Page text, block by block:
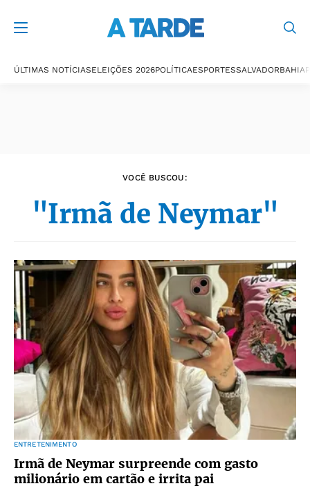
ÚLTIMAS NOTÍCIASELEIÇÕES 2026POLÍTICAESPORTESSALVADORBAHIA
VOCÊ BUSCOU:
"Irmã de Neymar"
ENTRETENIMENTO
Irmã de Neymar surpreende com gasto
milionário em cartão e irrita pai